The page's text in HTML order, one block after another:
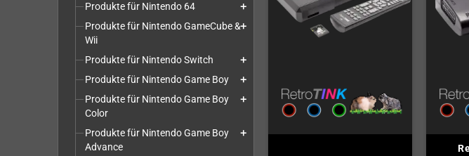
Produkte für Nintendo 64 add
Produkte für Nintendo GameCube &
Wii
add
Produkte für Nintendo Switch add
Produkte für Nintendo Game Boy add
Produkte für Nintendo Game Boy
Color
add
Produkte für Nintendo Game Boy
Advance
add